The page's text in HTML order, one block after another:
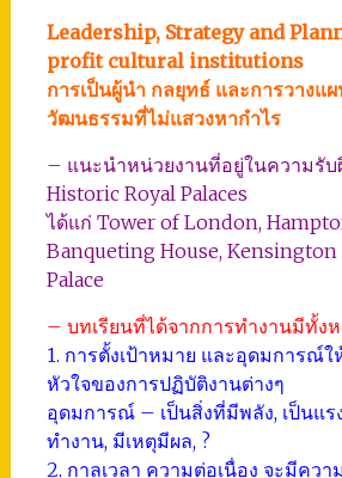
Leadership, Strategy and
profit cultural institutions
การเป็นผู้นำ กลยุทธ์ และการวางแ
วัฒนธรรมที่ไม่แสวงหากำไร
– แนะนำหน่วยงานที่อยู่ในความรั
Historic Royal Palaces
ได้แก่ Tower of London,
Banqueting House, Kensington
Palace
– บทเรียนที่ได้จากการทำงานมีทั้ง
1. การตั้งเป้าหมาย และอุดมการณ์ใ
หัวใจของการปฏิบัติงานต่างๆ
อุดมการณ์ – เป็นสิ่งที่มีพลัง, เป็นแร
ทำงาน, มีเหตุมีผล, ?
2. กาลเวลา ความต่อเนื่อง จะมีคว